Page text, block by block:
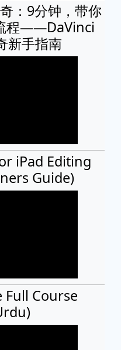
：9分钟，带你
程——DaVinci
新手指南
iPad Editing
Guide)
Full Course